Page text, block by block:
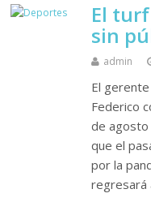
El
sin
admin
El
Federico
de agosto
que el
por la
regresará